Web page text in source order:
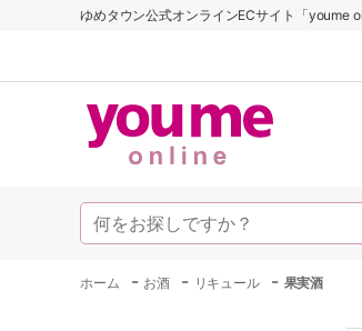
ゆめタウン公式オンラインECサイト「youme
ホーム - お酒 - リキュール - 果実酒